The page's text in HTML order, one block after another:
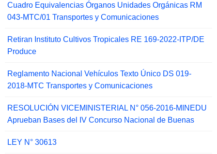
Cuadro Equivalencias Órganos Unidades Orgánicas RM
043-MTC/01 Transportes y Comunicaciones
Retiran Instituto Cultivos Tropicales RE 169-2022-ITP/DE
Produce
Reglamento Nacional Vehículos Texto Único DS 019-
2018-MTC Transportes y Comunicaciones
RESOLUCIÓN VICEMINISTERIAL N° 056-2016-MINEDU
Aprueban Bases del IV Concurso Nacional de Buenas
LEY N° 30613